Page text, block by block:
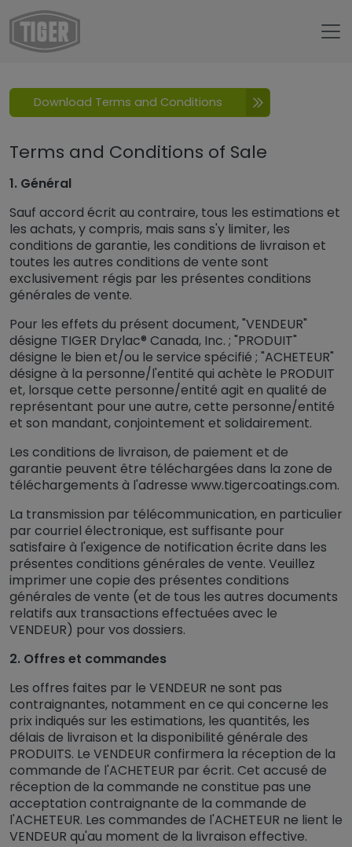
TIGER AGB
Download Terms and Conditions
Terms and Conditions of Sale
1. Général
Sauf accord écrit au contraire, tous les estimations et
les achats, y compris, mais sans s'y limiter, les
conditions de garantie, les conditions de livraison et
toutes les autres conditions de vente sont
exclusivement régis par les présentes conditions
générales de vente.
Pour les effets du présent document, "VENDEUR"
désigne TIGER Drylac® Canada, Inc. ; "PRODUIT"
désigne le bien et/ou le service spécifié ; "ACHETEUR"
désigne à la personne/l'entité qui achète le PRODUIT
et, lorsque cette personne/entité agit en qualité de
représentant pour une autre, cette personne/entité
et son mandant, conjointement et solidairement.
Les conditions de livraison, de paiement et de
garantie peuvent être téléchargées dans la zone de
téléchargements à l'adresse www.tigercoatings.com.
La transmission par télécommunication, en particulier
par courriel électronique, est suffisante pour
satisfaire à l'exigence de notification écrite dans les
présentes conditions générales de vente. Veuillez
imprimer une copie des présentes conditions
générales de vente (et de tous les autres documents
relatifs aux transactions effectuées avec le
VENDEUR) pour vos dossiers.
2. Offres et commandes
Les offres faites par le VENDEUR ne sont pas
contraignantes, notamment en ce qui concerne les
prix indiqués sur les estimations, les quantités, les
délais de livraison et la disponibilité générale des
PRODUITS. Le VENDEUR confirmera la réception de la
commande de l'ACHETEUR par écrit. Cet accusé de
réception de la commande ne constitue pas une
acceptation contraignante de la commande de
l'ACHETEUR. Les commandes de l'ACHETEUR ne lient le
VENDEUR qu'au moment de la livraison effective.